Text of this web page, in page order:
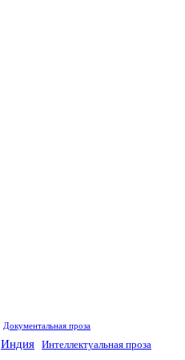
Документальная проза
Индия Интеллектуальная проза